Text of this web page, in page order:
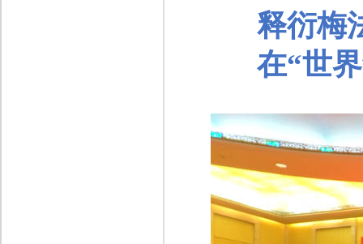
释衍梅
在“世